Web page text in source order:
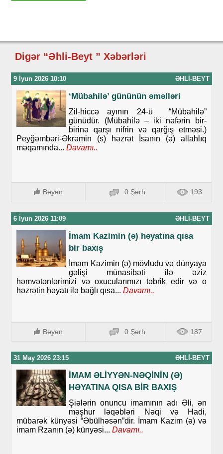
Digər “Əhli-Beyt ” Xəbərləri
9 İyun 2026 10:10 ƏHLI-BEYT
‘Mübahilə’ gününün əməlləri
Zil-hiccə ayının 24-ü “Mübahilə”
günüdür. (Mübahilə – iki nəfərin bir-
birinə qarşı nifrin və qarğış etməsi.)
Peyğəmbəri-Əkrəmin (s) həzrət İsanın (ə) allahlıq
məqamında... Davamı..
Bəyən 0 Şərh 193
6 İyun 2026 11:09 ƏHLI-BEYT
İmam Kazimin (ə) həyatına qısa
bir baxış
İmam Kazimin (ə) mövludu və dünyaya
gəlişi münasibəti ilə əziz
həmvətənlərimizi və oxucularımızı təbrik edir və o
həzrətin həyatı ilə bağlı qısa... Davamı..
Bəyən 0 Şərh 187
31 May 2026 23:15 ƏHLI-BEYT
İMAM ƏLİYYƏN-NƏQİNİN (Ə)
HƏYATINA QISA BİR BAXIŞ
Şiələrin onuncu imamının adı Əli, ən
məşhur ləqəbləri Nəqi və Hadi,
mübarək künyəsi “Əbülhəsən”dir. İmam Kazim (ə) və
imam Rzanın (ə) künyəsi... Davamı..